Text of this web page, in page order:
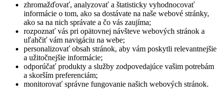
zhromažďovať, analyzovať a štatisticky vyhodnocovať
informácie o tom, ako sa dostávate na naše webové stránky,
ako sa na nich správate a čo vás zaujíma;
rozpoznať vás pri opätovnej návšteve webových stránok a
uľahčiť vám navigáciu na webe;
personalizovať obsah stránok, aby vám poskytli relevantnejšie
a užitočnejšie informácie;
odporúčať produkty a služby zodpovedajúce vašim potrebám
a skorším preferenciám;
monitorovať správne fungovanie našich webových stránok.